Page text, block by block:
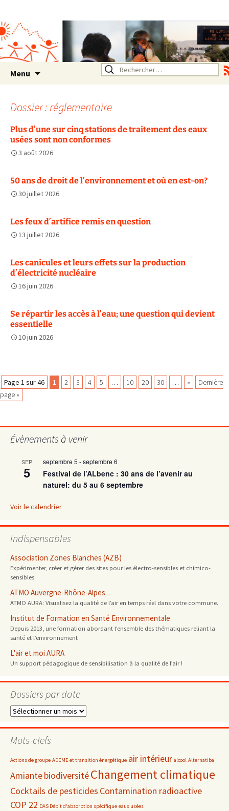
Rhône Alpes
Un environnement sain pour
la santé de tous
Menu Rechercher :
Dossier : réglementaire
Plus d’une sur cinq stations de traitement des eaux
usées sont non conformes
3 août 2026
50 ans de droit de l’environnement et où en est-on?
30 juillet 2026
Les feux d’artifice remis en question
13 juillet 2026
Les canicules et leurs effets sur la production
d’électricité nucléaire
16 juin 2026
Se répartir les accès à l’eau; une question qui devient
essentielle
10 juin 2026
Navigation
des
articles
Page 1 sur 46 1 2 3 4 5 … 10 20 30 … »
Dernière
page »
Évènements à venir
SEP
5
septembre 5 -septembre 6
Festival de l’ALbenc : 30 ans de l’avenir au
naturel: du 5 au 6 septembre
Voir le calendrier
Indispensables
Association Zones Blanches (AZB)
Expérimenter, créer et gérer des sites pour les électro-sensibles et chimico-
sensibles.
ATMO Auvergne-Rhône-Alpes
ATMO AURA: Visualisez la qualité de l’air en temps réel dans votre commune.
Institut de Formation en Santé Environnementale
Depuis 2013, une formation abordant l’ensemble des thématiques reliant la
santé et l’environnement
L'air et moi AURA
Un support pédagogique de sensibilisation à la qualité de l’air !
Dossiers par date
Dossiers
date
Mots-clefs
Actions de groupe ADEME et transition énergétique air intérieur alcool Alternatiba
AmiantebiodiversitéChangement climatique
Cocktails de pesticides Contamination radioactive
COP 22 DAS Débit d'absorption spécifique eaux usées